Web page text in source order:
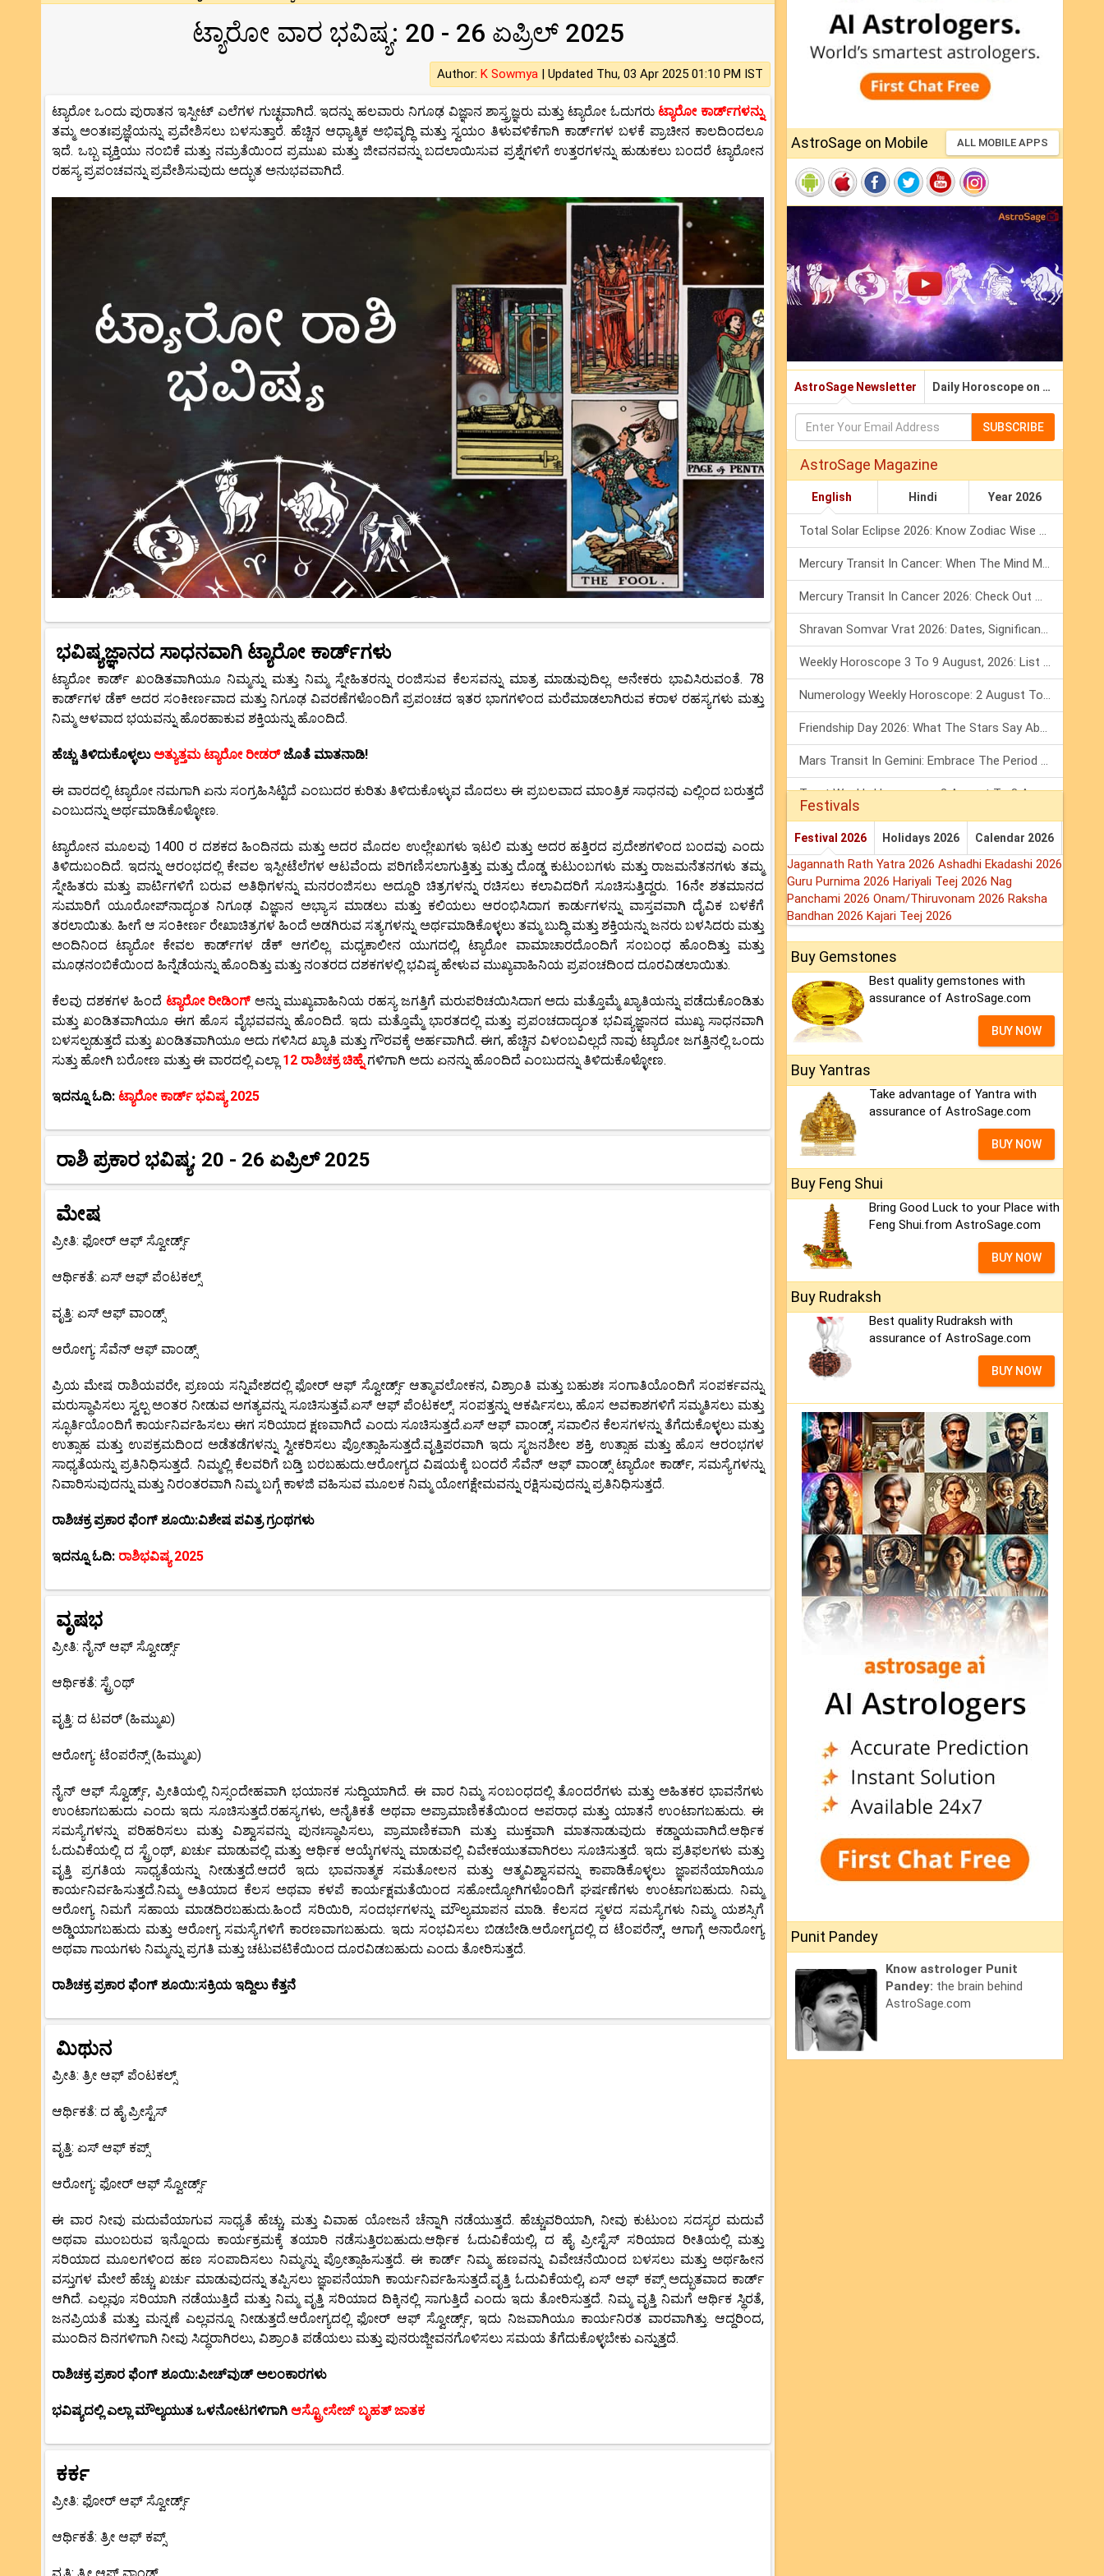
ಟ್ಯಾರೋ ವಾರ ಭವಿಷ್ಯ: 20 - 26 ಏಪ್ರಿಲ್ 2025
Author: K Sowmya | Updated Thu, 03 Apr 2025 01:10 PM IST
ಟ್ಯಾರೋ ಒಂದು ಪುರಾತನ ಇಸ್ಪೀಟ್ ಎಲೆಗಳ ಗುಚ್ಛವಾಗಿದೆ. ಇದನ್ನು ಹಲವಾರು ನಿಗೂಢ ವಿಜ್ಞಾನ ಶಾಸ್ತ್ರಜ್ಞರು ಮತ್ತು ಟ್ಯಾರೋ ಓದುಗರುಟ್ಯಾರೋ ಕಾರ್ಡ್‌ಗಳನ್ನು
ತಮ್ಮ ಅಂತಃಪ್ರಜ್ಞೆಯನ್ನು ಪ್ರವೇಶಿಸಲು ಬಳಸುತ್ತಾರೆ. ಹೆಚ್ಚಿನ ಆಧ್ಯಾತ್ಮಿಕ ಅಭಿವೃದ್ಧಿ ಮತ್ತು ಸ್ವಯಂ ತಿಳುವಳಿಕೆಗಾಗಿ ಕಾರ್ಡ್‌ಗಳ ಬಳಕೆ ಪ್ರಾಚೀನ ಕಾಲದಿಂದಲೂ
ಇದೆ. ಒಬ್ಬ ವ್ಯಕ್ತಿಯು ನಂಬಿಕೆ ಮತ್ತು ನಮ್ರತೆಯಿಂದ ಪ್ರಮುಖ ಮತ್ತು ಜೀವನವನ್ನು ಬದಲಾಯಿಸುವ ಪ್ರಶ್ನೆಗಳಿಗೆ ಉತ್ತರಗಳನ್ನು ಹುಡುಕಲು ಬಂದರೆ ಟ್ಯಾರೋನ
ರಹಸ್ಯ ಪ್ರಪಂಚವನ್ನು ಪ್ರವೇಶಿಸುವುದು ಅದ್ಭುತ ಅನುಭವವಾಗಿದೆ.
ಭವಿಷ್ಯಜ್ಞಾನದ ಸಾಧನವಾಗಿ ಟ್ಯಾರೋ ಕಾರ್ಡ್‌ಗಳು
ಟ್ಯಾರೋ ಕಾರ್ಡ್ ಖಂಡಿತವಾಗಿಯೂ ನಿಮ್ಮನ್ನು ಮತ್ತು ನಿಮ್ಮ ಸ್ನೇಹಿತರನ್ನು ರಂಜಿಸುವ ಕೆಲಸವನ್ನು ಮಾತ್ರ ಮಾಡುವುದಿಲ್ಲ. ಅನೇಕರು ಭಾವಿಸಿರುವಂತೆ. 78
ಕಾರ್ಡ್‌ಗಳ ಡೆಕ್ ಅದರ ಸಂಕೀರ್ಣವಾದ ಮತ್ತು ನಿಗೂಢ ವಿವರಣೆಗಳೊಂದಿಗೆ ಪ್ರಪಂಚದ ಇತರ ಭಾಗಗಳಿಂದ ಮರೆಮಾಡಲಾಗಿರುವ ಕರಾಳ ರಹಸ್ಯಗಳು ಮತ್ತು
ನಿಮ್ಮ ಆಳವಾದ ಭಯವನ್ನು ಹೊರಹಾಕುವ ಶಕ್ತಿಯನ್ನು ಹೊಂದಿದೆ.
ಹೆಚ್ಚು ತಿಳಿದುಕೊಳ್ಳಲುಅತ್ಯುತ್ತಮ ಟ್ಯಾರೋ ರೀಡರ್ಜೊತೆ ಮಾತನಾಡಿ!
ಈ ವಾರದಲ್ಲಿ ಟ್ಯಾರೋ ನಮಗಾಗಿ ಏನು ಸಂಗ್ರಹಿಸಿಟ್ಟಿದೆ ಎಂಬುದರ ಕುರಿತು ತಿಳಿದುಕೊಳ್ಳುವ ಮೊದಲು ಈ ಪ್ರಬಲವಾದ ಮಾಂತ್ರಿಕ ಸಾಧನವು ಎಲ್ಲಿಂದ ಬರುತ್ತದೆ
ಎಂಬುದನ್ನು ಅರ್ಥಮಾಡಿಕೊಳ್ಳೋಣ.
ಟ್ಯಾರೋನ ಮೂಲವು 1400 ರ ದಶಕದ ಹಿಂದಿನದು ಮತ್ತು ಅದರ ಮೊದಲ ಉಲ್ಲೇಖಗಳು ಇಟಲಿ ಮತ್ತು ಅದರ ಹತ್ತಿರದ ಪ್ರದೇಶಗಳಿಂದ ಬಂದವು ಎಂದು
ತಿಳಿದುಬಂದಿದೆ. ಇದನ್ನು ಆರಂಭದಲ್ಲಿ ಕೇವಲ ಇಸ್ಪೀಟೆಲೆಗಳ ಆಟವೆಂದು ಪರಿಗಣಿಸಲಾಗುತ್ತಿತ್ತು ಮತ್ತು ದೊಡ್ಡ ಕುಟುಂಬಗಳು ಮತ್ತು ರಾಜಮನೆತನಗಳು ತಮ್ಮ
ಸ್ನೇಹಿತರು ಮತ್ತು ಪಾರ್ಟಿಗಳಿಗೆ ಬರುವ ಅತಿಥಿಗಳನ್ನು ಮನರಂಜಿಸಲು ಅದ್ದೂರಿ ಚಿತ್ರಗಳನ್ನು ರಚಿಸಲು ಕಲಾವಿದರಿಗೆ ಸೂಚಿಸುತ್ತಿದ್ದರು. 16ನೇ ಶತಮಾನದ
ಸುಮಾರಿಗೆ ಯೂರೋಪ್‌ನಾದ್ಯಂತ ನಿಗೂಢ ವಿಜ್ಞಾನ ಅಭ್ಯಾಸ ಮಾಡಲು ಮತ್ತು ಕಲಿಯಲು ಆರಂಭಿಸಿದಾಗ ಕಾರ್ಡುಗಳನ್ನು ವಾಸ್ತವವಾಗಿ ದೈವಿಕ ಬಳಕೆಗೆ
ತರಲಾಯಿತು. ಹೀಗೆ ಆ ಸಂಕೀರ್ಣ ರೇಖಾಚಿತ್ರಗಳ ಹಿಂದೆ ಅಡಗಿರುವ ಸತ್ಯಗಳನ್ನು ಅರ್ಥಮಾಡಿಕೊಳ್ಳಲು ತಮ್ಮ ಬುದ್ಧಿ ಮತ್ತು ಶಕ್ತಿಯನ್ನು ಜನರು ಬಳಸಿದರು ಮತ್ತು
ಅಂದಿನಿಂದ ಟ್ಯಾರೋ ಕೇವಲ ಕಾರ್ಡ್‌ಗಳ ಡೆಕ್ ಆಗಲಿಲ್ಲ. ಮಧ್ಯಕಾಲೀನ ಯುಗದಲ್ಲಿ, ಟ್ಯಾರೋ ವಾಮಾಚಾರದೊಂದಿಗೆ ಸಂಬಂಧ ಹೊಂದಿತ್ತು ಮತ್ತು
ಮೂಢನಂಬಿಕೆಯಿಂದ ಹಿನ್ನೆಡೆಯನ್ನು ಹೊಂದಿತ್ತು ಮತ್ತು ನಂತರದ ದಶಕಗಳಲ್ಲಿ ಭವಿಷ್ಯ ಹೇಳುವ ಮುಖ್ಯವಾಹಿನಿಯ ಪ್ರಪಂಚದಿಂದ ದೂರವಿಡಲಾಯಿತು.
ಕೆಲವು ದಶಕಗಳ ಹಿಂದೆ ಟ್ಯಾರೋ ರೀಡಿಂಗ್ಅನ್ನು ಮುಖ್ಯವಾಹಿನಿಯ ರಹಸ್ಯ ಜಗತ್ತಿಗೆ ಮರುಪರಿಚಯಿಸಿದಾಗ ಅದು ಮತ್ತೊಮ್ಮೆ ಖ್ಯಾತಿಯನ್ನು ಪಡೆದುಕೊಂಡಿತು
ಮತ್ತು ಖಂಡಿತವಾಗಿಯೂ ಈಗ ಹೊಸ ವೈಭವವನ್ನು ಹೊಂದಿದೆ. ಇದು ಮತ್ತೊಮ್ಮೆ ಭಾರತದಲ್ಲಿ ಮತ್ತು ಪ್ರಪಂಚದಾದ್ಯಂತ ಭವಿಷ್ಯಜ್ಞಾನದ ಮುಖ್ಯ ಸಾಧನವಾಗಿ
ಬಳಸಲ್ಪಡುತ್ತದೆ ಮತ್ತು ಖಂಡಿತವಾಗಿಯೂ ಅದು ಗಳಿಸಿದ ಖ್ಯಾತಿ ಮತ್ತು ಗೌರವಕ್ಕೆ ಅರ್ಹವಾಗಿದೆ. ಈಗ, ಹೆಚ್ಚಿನ ವಿಳಂಬವಿಲ್ಲದೆ ನಾವು ಟ್ಯಾರೋ ಜಗತ್ತಿನಲ್ಲಿ ಒಂದು
ಸುತ್ತು ಹೋಗಿ ಬರೋಣ ಮತ್ತು ಈ ವಾರದಲ್ಲಿ ಎಲ್ಲಾ 12 ರಾಶಿಚಕ್ರಚಿಹ್ನೆ ಗಳಿಗಾಗಿ ಅದು ಏನನ್ನು ಹೊಂದಿದೆ ಎಂಬುದನ್ನು ತಿಳಿದುಕೊಳ್ಳೋಣ.
ಇದನ್ನೂ ಓದಿ: ಟ್ಯಾರೋ ಕಾರ್ಡ್ ಭವಿಷ್ಯ 2025
ರಾಶಿ ಪ್ರಕಾರ ಭವಿಷ್ಯ: 20 - 26 ಏಪ್ರಿಲ್ 2025
ಮೇಷ
ಪ್ರೀತಿ: ಫೋರ್ ಆಫ್ ಸ್ವೋರ್ಡ್ಸ್
ಆರ್ಥಿಕತೆ: ಏಸ್ ಆಫ್ ಪೆಂಟಕಲ್ಸ್
ವೃತ್ತಿ: ಏಸ್ ಆಫ್ ವಾಂಡ್ಸ್
ಆರೋಗ್ಯ: ಸೆವೆನ್ ಆಫ್ ವಾಂಡ್ಸ್
ಪ್ರಿಯ ಮೇಷ ರಾಶಿಯವರೇ, ಪ್ರಣಯ ಸನ್ನಿವೇಶದಲ್ಲಿ ಫೋರ್ ಆಫ್ ಸ್ವೋರ್ಡ್ಸ್ ಆತ್ಮಾವಲೋಕನ, ವಿಶ್ರಾಂತಿ ಮತ್ತು ಬಹುಶಃ ಸಂಗಾತಿಯೊಂದಿಗೆ ಸಂಪರ್ಕವನ್ನು
ಮರುಸ್ಥಾಪಿಸಲು ಸ್ವಲ್ಪ ಅಂತರ ನೀಡುವ ಅಗತ್ಯವನ್ನು ಸೂಚಿಸುತ್ತವೆ.ಏಸ್ ಆಫ್ ಪೆಂಟಕಲ್ಸ್. ಸಂಪತ್ತನ್ನು ಆಕರ್ಷಿಸಲು, ಹೊಸ ಅವಕಾಶಗಳಿಗೆ ಸಮ್ಮತಿಸಲು ಮತ್ತು
ಸ್ಫೂರ್ತಿಯೊಂದಿಗೆ ಕಾರ್ಯನಿರ್ವಹಿಸಲು ಈಗ ಸರಿಯಾದ ಕ್ಷಣವಾಗಿದೆ ಎಂದು ಸೂಚಿಸುತ್ತದೆ.ಏಸ್ ಆಫ್ ವಾಂಡ್ಸ್, ಸವಾಲಿನ ಕೆಲಸಗಳನ್ನು ತೆಗೆದುಕೊಳ್ಳಲು ಮತ್ತು
ಉತ್ಸಾಹ ಮತ್ತು ಉಪಕ್ರಮದಿಂದ ಅಡೆತಡೆಗಳನ್ನು ಸ್ವೀಕರಿಸಲು ಪ್ರೋತ್ಸಾಹಿಸುತ್ತದೆ.ವೃತ್ತಿಪರವಾಗಿ ಇದು ಸೃಜನಶೀಲ ಶಕ್ತಿ, ಉತ್ಸಾಹ ಮತ್ತು ಹೊಸ ಆರಂಭಗಳ
ಸಾಧ್ಯತೆಯನ್ನು ಪ್ರತಿನಿಧಿಸುತ್ತದೆ. ನಿಮ್ಮಲ್ಲಿ ಕೆಲವರಿಗೆ ಬಡ್ತಿ ಬರಬಹುದು.ಆರೋಗ್ಯದ ವಿಷಯಕ್ಕೆ ಬಂದರೆ ಸೆವೆನ್ ಆಫ್ ವಾಂಡ್ಸ್ ಟ್ಯಾರೋ ಕಾರ್ಡ್, ಸಮಸ್ಯೆಗಳನ್ನು
ನಿವಾರಿಸುವುದನ್ನು ಮತ್ತು ನಿರಂತರವಾಗಿ ನಿಮ್ಮ ಬಗ್ಗೆ ಕಾಳಜಿ ವಹಿಸುವ ಮೂಲಕ ನಿಮ್ಮ ಯೋಗಕ್ಷೇಮವನ್ನು ರಕ್ಷಿಸುವುದನ್ನು ಪ್ರತಿನಿಧಿಸುತ್ತದೆ.
ರಾಶಿಚಕ್ರ ಪ್ರಕಾರ ಫೆಂಗ್ ಶೂಯಿ:ವಿಶೇಷ ಪವಿತ್ರ ಗ್ರಂಥಗಳು
ಇದನ್ನೂ ಓದಿ: ರಾಶಿಭವಿಷ್ಯ 2025
ವೃಷಭ
ಪ್ರೀತಿ: ನೈನ್ ಆಫ್ ಸ್ವೋರ್ಡ್ಸ್
ಆರ್ಥಿಕತೆ: ಸ್ಟ್ರೆಂಥ್
ವೃತ್ತಿ: ದ ಟವರ್ (ಹಿಮ್ಮುಖ)
ಆರೋಗ್ಯ: ಟೆಂಪರೆನ್ಸ್ (ಹಿಮ್ಮುಖ)
ನೈನ್ ಆಫ್ ಸ್ವೊರ್ಡ್ಸ್, ಪ್ರೀತಿಯಲ್ಲಿ ನಿಸ್ಸಂದೇಹವಾಗಿ ಭಯಾನಕ ಸುದ್ದಿಯಾಗಿದೆ. ಈ ವಾರ ನಿಮ್ಮ ಸಂಬಂಧದಲ್ಲಿ ತೊಂದರೆಗಳು ಮತ್ತು ಅಹಿತಕರ ಭಾವನೆಗಳು
ಉಂಟಾಗಬಹುದು ಎಂದು ಇದು ಸೂಚಿಸುತ್ತದೆ.ರಹಸ್ಯಗಳು, ಅನೈತಿಕತೆ ಅಥವಾ ಅಪ್ರಾಮಾಣಿಕತೆಯಿಂದ ಅಪರಾಧ ಮತ್ತು ಯಾತನೆ ಉಂಟಾಗಬಹುದು. ಈ
ಸಮಸ್ಯೆಗಳನ್ನು ಪರಿಹರಿಸಲು ಮತ್ತು ವಿಶ್ವಾಸವನ್ನು ಪುನಃಸ್ಥಾಪಿಸಲು, ಪ್ರಾಮಾಣಿಕವಾಗಿ ಮತ್ತು ಮುಕ್ತವಾಗಿ ಮಾತನಾಡುವುದು ಕಡ್ಡಾಯವಾಗಿದೆ.ಆರ್ಥಿಕ
ಓದುವಿಕೆಯಲ್ಲಿ ದ ಸ್ಟ್ರೆಂಥ್, ಖರ್ಚು ಮಾಡುವಲ್ಲಿ ಮತ್ತು ಆರ್ಥಿಕ ಆಯ್ಕೆಗಳನ್ನು ಮಾಡುವಲ್ಲಿ ವಿವೇಕಯುತವಾಗಿರಲು ಸೂಚಿಸುತ್ತದೆ. ಇದು ಪ್ರತಿಫಲಗಳು ಮತ್ತು
ವೃತ್ತಿ ಪ್ರಗತಿಯ ಸಾಧ್ಯತೆಯನ್ನು ನೀಡುತ್ತದೆ.ಆದರೆ ಇದು ಭಾವನಾತ್ಮಕ ಸಮತೋಲನ ಮತ್ತು ಆತ್ಮವಿಶ್ವಾಸವನ್ನು ಕಾಪಾಡಿಕೊಳ್ಳಲು ಜ್ಞಾಪನೆಯಾಗಿಯೂ
ಕಾರ್ಯನಿರ್ವಹಿಸುತ್ತದೆ.ನಿಮ್ಮ ಅತಿಯಾದ ಕೆಲಸ ಅಥವಾ ಕಳಪೆ ಕಾರ್ಯಕ್ಷಮತೆಯಿಂದ ಸಹೋದ್ಯೋಗಿಗಳೊಂದಿಗೆ ಘರ್ಷಣೆಗಳು ಉಂಟಾಗಬಹುದು. ನಿಮ್ಮ
ಆರೋಗ್ಯ ನಿಮಗೆ ಸಹಾಯ ಮಾಡದಿರಬಹುದು.ಹಿಂದೆ ಸರಿಯಿರಿ, ಸಂದರ್ಭಗಳನ್ನು ಮೌಲ್ಯಮಾಪನ ಮಾಡಿ. ಕೆಲಸದ ಸ್ಥಳದ ಸಮಸ್ಯೆಗಳು ನಿಮ್ಮ ಯಶಸ್ಸಿಗೆ
ಅಡ್ಡಿಯಾಗಬಹುದು ಮತ್ತು ಆರೋಗ್ಯ ಸಮಸ್ಯೆಗಳಿಗೆ ಕಾರಣವಾಗಬಹುದು. ಇದು ಸಂಭವಿಸಲು ಬಿಡಬೇಡಿ.ಆರೋಗ್ಯದಲ್ಲಿ ದ ಟೆಂಪರೆನ್ಸ್, ಆಗಾಗ್ಗೆ ಅನಾರೋಗ್ಯ
ಅಥವಾ ಗಾಯಗಳು ನಿಮ್ಮನ್ನು ಪ್ರಗತಿ ಮತ್ತು ಚಟುವಟಿಕೆಯಿಂದ ದೂರವಿಡಬಹುದು ಎಂದು ತೋರಿಸುತ್ತದೆ.
ರಾಶಿಚಕ್ರ ಪ್ರಕಾರ ಫೆಂಗ್ ಶೂಯಿ:ಸಕ್ರಿಯ ಇದ್ದಿಲು ಕೆತ್ತನೆ
ಮಿಥುನ
ಪ್ರೀತಿ: ತ್ರೀ ಆಫ್ ಪೆಂಟಕಲ್ಸ್
ಆರ್ಥಿಕತೆ: ದ ಹೈ ಪ್ರೀಸ್ಟೆಸ್
ವೃತ್ತಿ: ಏಸ್ ಆಫ್ ಕಪ್ಸ್
ಆರೋಗ್ಯ: ಫೋರ್ ಆಫ್ ಸ್ವೋರ್ಡ್ಸ್
ಈ ವಾರ ನೀವು ಮದುವೆಯಾಗುವ ಸಾಧ್ಯತೆ ಹೆಚ್ಚು, ಮತ್ತು ವಿವಾಹ ಯೋಜನೆ ಚೆನ್ನಾಗಿ ನಡೆಯುತ್ತದೆ. ಹೆಚ್ಚುವರಿಯಾಗಿ, ನೀವು ಕುಟುಂಬ ಸದಸ್ಯರ ಮದುವೆ
ಅಥವಾ ಮುಂಬರುವ ಇನ್ನೊಂದು ಕಾರ್ಯಕ್ರಮಕ್ಕೆ ತಯಾರಿ ನಡೆಸುತ್ತಿರಬಹುದು.ಆರ್ಥಿಕ ಓದುವಿಕೆಯಲ್ಲಿ, ದ ಹೈ ಪ್ರೀಸ್ಟೆಸ್ ಸರಿಯಾದ ರೀತಿಯಲ್ಲಿ ಮತ್ತು
ಸರಿಯಾದ ಮೂಲಗಳಿಂದ ಹಣ ಸಂಪಾದಿಸಲು ನಿಮ್ಮನ್ನು ಪ್ರೋತ್ಸಾಹಿಸುತ್ತದೆ. ಈ ಕಾರ್ಡ್ ನಿಮ್ಮ ಹಣವನ್ನು ವಿವೇಚನೆಯಿಂದ ಬಳಸಲು ಮತ್ತು ಅರ್ಥಹೀನ
ವಸ್ತುಗಳ ಮೇಲೆ ಹೆಚ್ಚು ಖರ್ಚು ಮಾಡುವುದನ್ನು ತಪ್ಪಿಸಲು ಜ್ಞಾಪನೆಯಾಗಿ ಕಾರ್ಯನಿರ್ವಹಿಸುತ್ತದೆ.ವೃತ್ತಿ ಓದುವಿಕೆಯಲ್ಲಿ, ಏಸ್ ಆಫ್ ಕಪ್ಸ್ ಅದ್ಭುತವಾದ ಕಾರ್ಡ್
ಆಗಿದೆ. ಎಲ್ಲವೂ ಸರಿಯಾಗಿ ನಡೆಯುತ್ತಿದೆ ಮತ್ತು ನಿಮ್ಮ ವೃತ್ತಿ ಸರಿಯಾದ ದಿಕ್ಕಿನಲ್ಲಿ ಸಾಗುತ್ತಿದೆ ಎಂದು ಇದು ತೋರಿಸುತ್ತದೆ. ನಿಮ್ಮ ವೃತ್ತಿ ನಿಮಗೆ ಆರ್ಥಿಕ ಸ್ಥಿರತೆ,
ಜನಪ್ರಿಯತೆ ಮತ್ತು ಮನ್ನಣೆ ಎಲ್ಲವನ್ನೂ ನೀಡುತ್ತದೆ.ಆರೋಗ್ಯದಲ್ಲಿ ಫೋರ್ ಆಫ್ ಸ್ವೋರ್ಡ್ಸ್, ಇದು ನಿಜವಾಗಿಯೂ ಕಾರ್ಯನಿರತ ವಾರವಾಗಿತ್ತು. ಆದ್ದರಿಂದ,
ಮುಂದಿನ ದಿನಗಳಿಗಾಗಿ ನೀವು ಸಿದ್ಧರಾಗಿರಲು, ವಿಶ್ರಾಂತಿ ಪಡೆಯಲು ಮತ್ತು ಪುನರುಜ್ಜೀವನಗೊಳಿಸಲು ಸಮಯ ತೆಗೆದುಕೊಳ್ಳಬೇಕು ಎನ್ನುತ್ತದೆ.
ರಾಶಿಚಕ್ರ ಪ್ರಕಾರ ಫೆಂಗ್ ಶೂಯಿ:ಪೀಚ್‌ವುಡ್ ಅಲಂಕಾರಗಳು
ಭವಿಷ್ಯದಲ್ಲಿ ಎಲ್ಲಾ ಮೌಲ್ಯಯುತ ಒಳನೋಟಗಳಿಗಾಗಿ ಆಸ್ಟ್ರೋಸೇಜ್ ಬೃಹತ್ ಜಾತಕ
ಕರ್ಕ
ಪ್ರೀತಿ: ಫೋರ್ ಆಫ್ ಸ್ವೋರ್ಡ್ಸ್
ಆರ್ಥಿಕತೆ: ತ್ರೀ ಆಫ್ ಕಪ್ಸ್
AstroSage on Mobile ALL MOBILE APPS
AstroSage Newsletter Daily Horoscope on Email
SUBSCRIBE
AstroSage Magazine
English Hindi Year 2026
Total Solar Eclipse 2026: Know Zodiac Wise Prediction
Mercury Transit In Cancer: When The Mind Meets The Heart!
Mercury Transit In Cancer 2026: Check Out What It Brings For You
Shravan Somvar Vrat 2026: Dates, Significance & Rituals In August
Weekly Horoscope 3 To 9 August, 2026: List Of Fasts & Festivals
Numerology Weekly Horoscope: 2 August To 8 August, 2026
Friendship Day 2026: What The Stars Say About Your Best Friend!
Mars Transit In Gemini: Embrace The Period Full Of Energy & Intelligence
Tarot Weekly Horoscope: 2 August To 8 August, 2026
Festivals
Festival 2026 Holidays 2026 Calendar 2026
Jagannath Rath Yatra 2026 Ashadhi Ekadashi 2026
Guru Purnima 2026 Hariyali Teej 2026 Nag
Panchami 2026 Onam/Thiruvonam 2026 Raksha
Bandhan 2026 Kajari Teej 2026
Buy Gemstones
Best quality gemstones with
assurance of AstroSage.com
BUY NOW
Buy Yantras
Take advantage of Yantra with
assurance of AstroSage.com
BUY NOW
Buy Feng Shui
Bring Good Luck to your Place with
Feng Shui.from AstroSage.com
BUY NOW
Buy Rudraksh
Best quality Rudraksh with
assurance of AstroSage.com
BUY NOW
Punit Pandey
Know astrologer Punit
Pandey: the brain behind
AstroSage.com